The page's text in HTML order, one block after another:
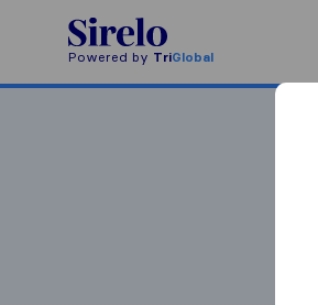
Powered by TriGlobal